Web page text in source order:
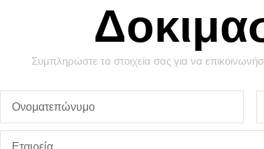
Συμπληρώστε τα στοιχεία σας για να